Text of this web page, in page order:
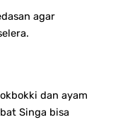
agar
dan ayam
Singa bisa